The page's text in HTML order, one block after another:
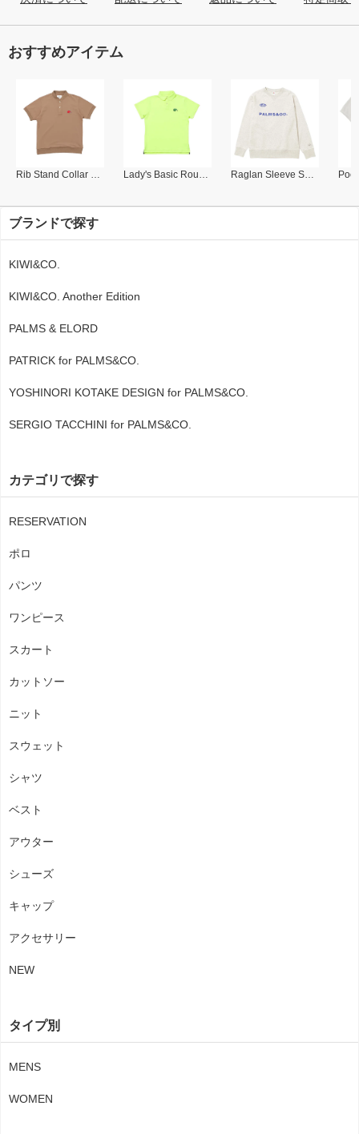
おすすめアイテム
Rib Stand Collar Polo Lady's Basic Round Collar Polo Raglan Sleeve Sweat Shirt
ブランドで探す
KIWI&CO.
KIWI&CO. Another Edition
PALMS & ELORD
PATRICK for PALMS&CO.
YOSHINORI KOTAKE DESIGN for PALMS&CO.
SERGIO TACCHINI for PALMS&CO.
カテゴリで探す
RESERVATION
ポロ
パンツ
ワンピース
スカート
カットソー
ニット
スウェット
シャツ
ベスト
アウター
シューズ
キャップ
アクセサリー
NEW
タイプ別
MENS
WOMEN